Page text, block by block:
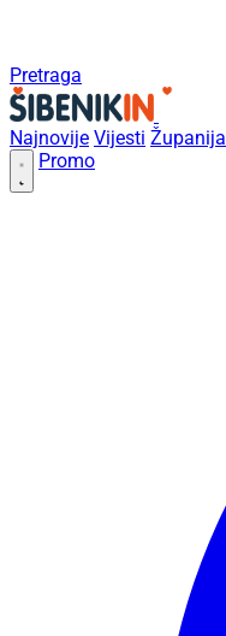
Pretraga
Najnovije Vijesti Županija
Promo